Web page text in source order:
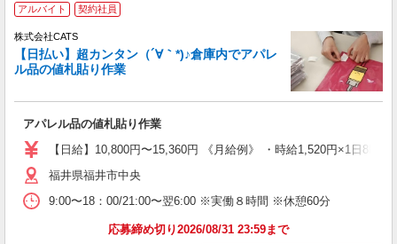
アルバイト 契約社員
株式会社CATS
【日払い】超カンタン（´∀｀*)♪倉庫内でアパレ
ル品の値札貼り作業
アパレル品の値札貼り作業
【日給】10,800円〜15,360円 《月給例》 ・時給1,520円×1日8h×
福井県福井市中央
9:00〜18：00/21:00〜翌6:00 ※実働８時間 ※休憩60分
応募締め切り2026/08/31 23:59まで